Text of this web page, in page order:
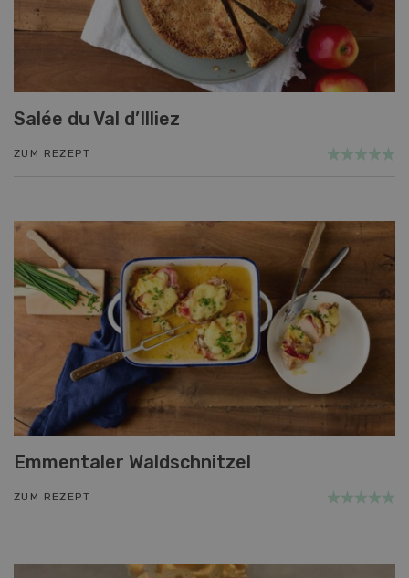
Salée du Val d’Illiez
ZUM REZEPT
Emmentaler Waldschnitzel
ZUM REZEPT